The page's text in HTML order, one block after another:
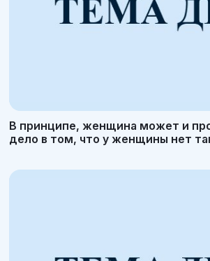
В принципе, женщина может и
дело в том, что у женщины нет